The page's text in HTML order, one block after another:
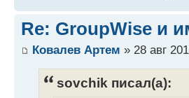
Re: GroupWise и
Ковалев Артем » 28 авг
sovchik писал(а):